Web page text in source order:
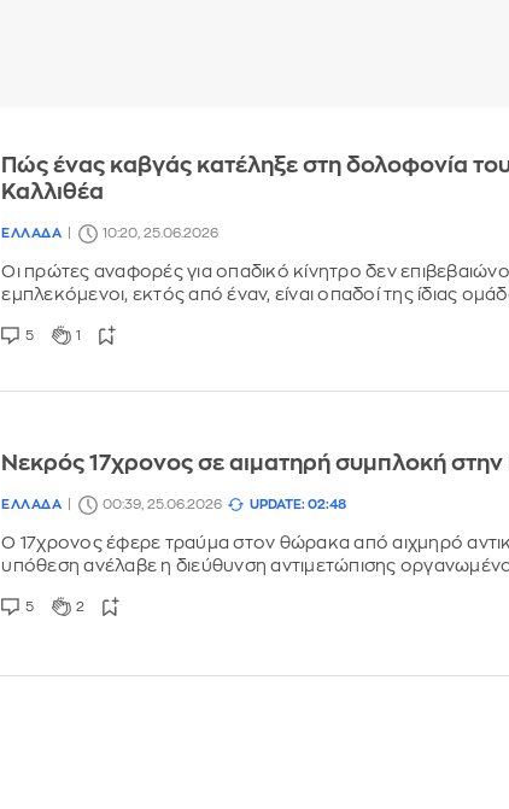
Πώς ένας καβγάς κατέληξε στη δολοφονία
Καλλιθέα
ΕΛΛΑΔΑ 10:20, 25.06.2026
Οι πρώτες αναφορές για οπαδικό κίνητρο δεν
εμπλεκόμενοι, εκτός από έναν, είναι οπαδοί της ίδιας
5 1
Νεκρός 17χρονος σε αιματηρή συμπλοκή στην
ΕΛΛΑΔΑ 00:39, 25.06.2026 UPDATE: 02:48
Ο 17χρονος έφερε τραύμα στον θώρακα από αιχμηρό
υπόθεση ανέλαβε η διεύθυνση αντιμετώπισης
5 2